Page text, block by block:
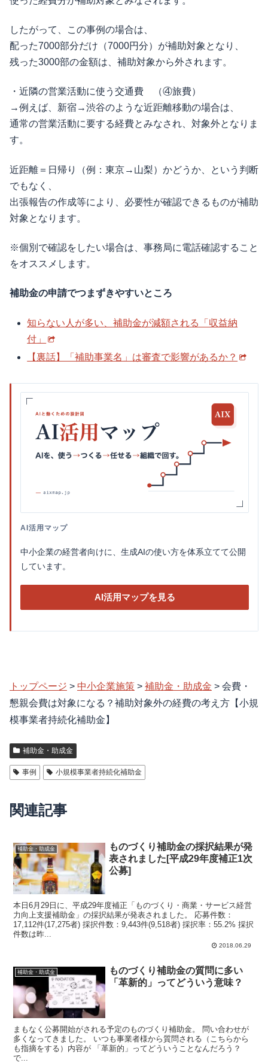
したがって、この事例の場合は、
配った7000部分だけ（7000円分）が補助対象となり、
残った3000部の金額は、補助対象から外されます。
・近隣の営業活動に使う交通費 （④旅費）
→例えば、新宿→渋谷のような近距離移動の場合は、
通常の営業活動に要する経費とみなされ、対象外となりま
す。
近距離＝日帰り（例：東京→山梨）かどうか、という判断
でもなく、
出張報告の作成等により、必要性が確認できるものが補助
対象となります。
※個別で確認をしたい場合は、事務局に電話確認すること
をオススメします。
補助金の申請でつまずきやすいところ
知らない人が多い、補助金が減額される「収益納
付」
【裏話】「補助事業名」は審査で影響があるか？
AI活用マップ
中小企業の経営者向けに、生成AIの使い方を体系立てて公開
しています。
AI活用マップを見る
トップページ > 中小企業施策 > 補助金・助成金 > 会費・
懇親会費は対象になる？補助対象外の経費の考え方【小規
模事業者持続化補助金】
補助金・助成金
事例 小規模事業者持続化補助金
関連記事
補助金・助成金
ものづくり補助金の採択結果が発
表されました[平成29年度補正1次
公募]
本日6月29日に、平成29年度補正「ものづくり・商業・サービス経営
力向上支援補助金」の採択結果が発表されました。 応募件数：
17,112件(17,275者) 採択件数：9,443件(9,518者) 採択率：55.2% 採択
件数は昨...
2018.06.29
補助金・助成金
ものづくり補助金の質問に多い
「革新的」ってどういう意味？
まもなく公募開始がされる予定のものづくり補助金。 問い合わせが
多くなってきました。 いつも事業者様から質問される（こちらから
も指摘をする）内容が 「革新的」ってどういうことなんだろう？
で...